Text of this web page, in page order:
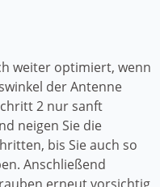
weiter optimiert, wenn
der Antenne
2 nur sanft
neigen Sie die
bis Sie auch so
Anschließend